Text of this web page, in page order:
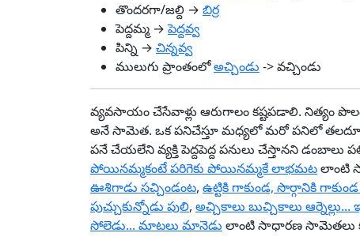
తొందరగా/జల్ది → బిర్ర
పెద్దమ్మ →పెద్దవ్వ
పిన్ని → చిన్నవ్వ
ములుగు ప్రాంతంలోఅచ్చిండు -> వచ్చిండు
వ్యవసాయం చేసేవాళ్లు ఆరుగాలం కష్టపడాలి. నిత్యం
అనే సామెత. ఒక పనిచేస్తూ మధ్యలో మరో పనిలో
పనే చేయలేని వ్యక్తి పెద్దపెద్ద పనులు చేస్తానని
పోయినమ్మకంటే పరిగెకు పోయినమ్మకే లాభమటలాంటి
ఊశిగాడు సచ్చిండంట, ఉట్టికి గాకుండ, సొర్గానికి
పుచ్చుకున్నోడు పులి, అచ్చికాలు బుచ్చికాలు ఆర్నెల్లు...
సోలెడు... మాటలు మానెడు లాంటి సాధారణ సామెతలు